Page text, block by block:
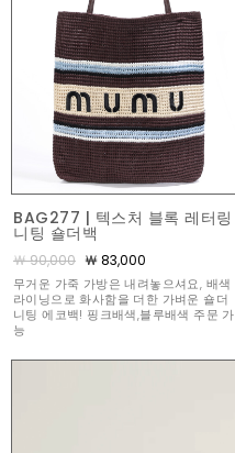
BAG277 | 텍스처 블록 레터링
니팅 숄더백
￦ 90,000 ￦ 83,000
무거운 가죽 가방은 내려놓으셔요, 배색
라이닝으로 화사함을 더한 가벼운 숄더
니팅 에코백! 핑크배색,블루배색 주문 가
능